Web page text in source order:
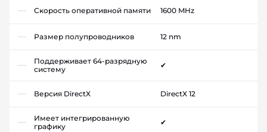
Скорость оперативной памяти 1600 MHz
Размер полупроводников 12 nm
Поддерживает 64-разрядную
систему
✔
Версия DirectX DirectX 12
Имеет интегрированную
графику
✔